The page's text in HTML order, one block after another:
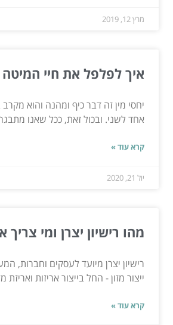
מרץ 12, 2019
איך לפלפל את חיי
יחסי מין זה דבר כיף ומהנה והוא מקרב
אחד לשני. ובכול זאת, ככל שאנו
קרא עוד »
יול 21, 2020
מהו רישיון יצרן ומי צריך
רישיון יצרן מיועד לעסקים וחברות,
ייצור מזון - החל בייצור אריזות ואריזת
קרא עוד »